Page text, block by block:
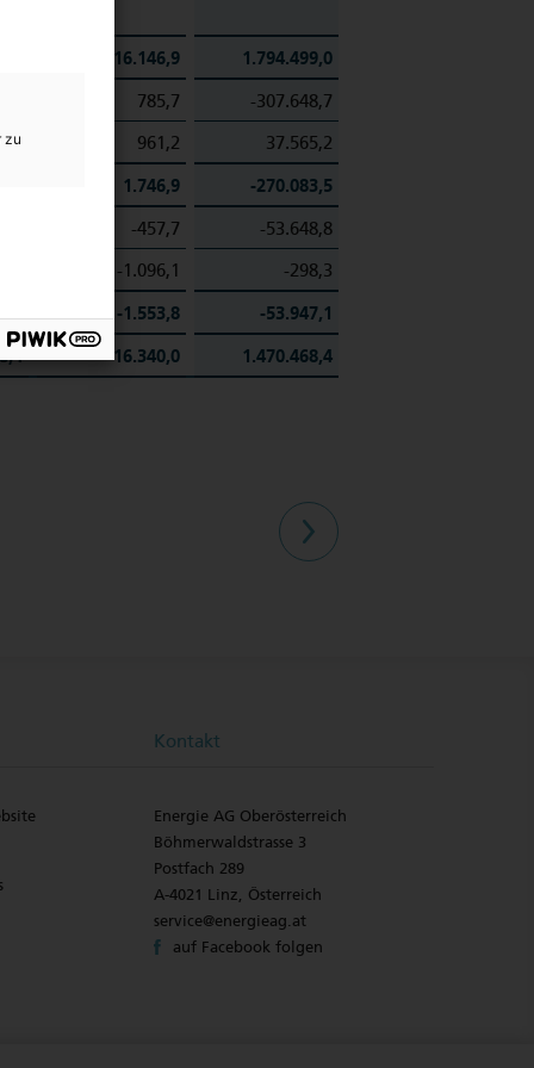
16.146,9
1.794.499,0
785,7
-307.648,7
961,2
37.565,2
1.746,9
-270.083,5
-457,7
-53.648,8
-1.096,1
-298,3
-1.553,8
-53.947,1
16.340,0 1.470.468,4
Kontakt
Energie AG Oberösterreich
Böhmerwaldstrasse 3
Postfach 289
A-4021 Linz, Österreich
service@energieag.at
auf Facebook folgen
zu